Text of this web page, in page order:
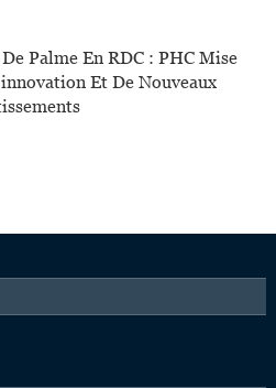
Palme En RDC : PHC Mise
Et De Nouveaux